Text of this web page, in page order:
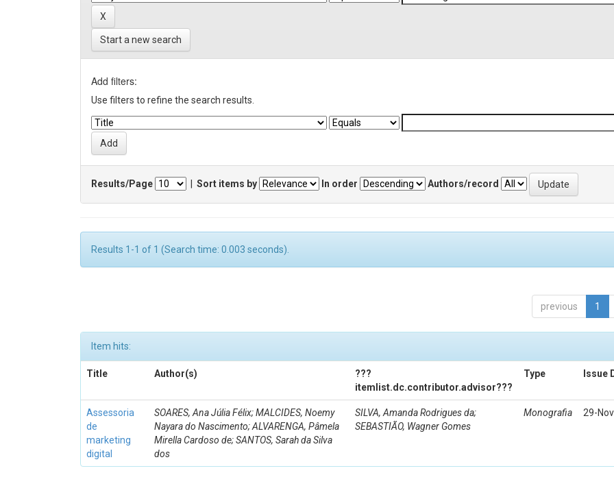
Start a new search
Add filters:
Use filters to refine the search results.
Results/Page Sort items by In order Authors/record
Results 1-1 of 1 (Search time: 0.003 seconds).
previous 1
Item hits:
Title Author(s)
???
itemlist.dc.contributor.advisor???
Type Issue
Assessoria
de
marketing
digital
SOARES, Ana Júlia Félix; MALCIDES, Noemy
Nayara do Nascimento; ALVARENGA, Pâmela
Mirella Cardoso de; SANTOS, Sarah da Silva
dos
SILVA, Amanda Rodrigues da;
SEBASTIÃO, Wagner Gomes
Monografia 29-